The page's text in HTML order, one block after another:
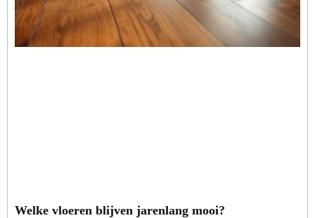
Welke vloeren blijven jarenlang mooi?